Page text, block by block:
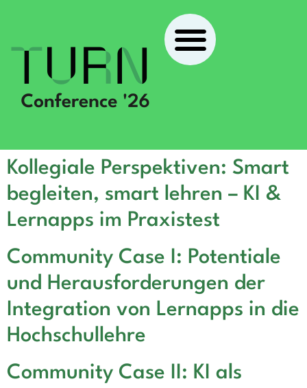
Kollegiale Perspektiven: Smart
begleiten, smart lehren – KI &
Lernapps im Praxistest
Community Case I: Potentiale
und Herausforderungen der
Integration von Lernapps in die
Hochschullehre
Community Case II: KI als